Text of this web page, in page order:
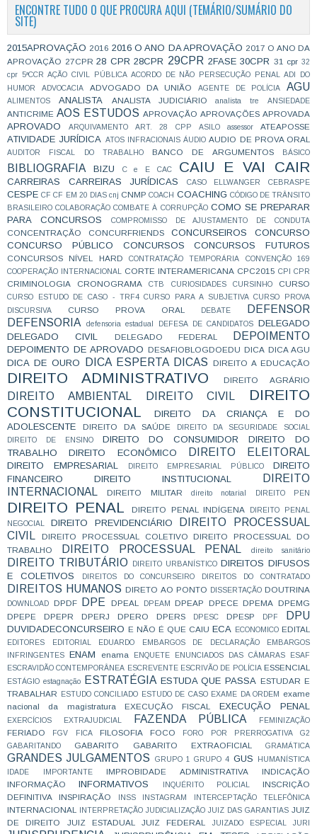
ENCONTRE TUDO O QUE PROCURA AQUI (TEMÁRIO/SUMÁRIO DO
SITE)
2015APROVAÇÃO 2016 2016 O ANO DA APROVAÇÃO 2017 O ANO DA
APROVAÇÃO 27CPR 28 CPR 28CPR 29CPR 2FASE 30CPR 31 cpr 32
cpr
5ªCCR AÇÃO CIVIL PÚBLICA ACORDO DE NÃO PERSECUÇÃO PENAL
ADI DO
HUMOR
ADVOCACIA ADVOGADO DA UNIÃO AGENTE DE POLÍCIA AGU
ALIMENTOS ANALISTA ANALISTA JUDICIÁRIO analista tre ANSIEDADE
ANTICRIME AOS ESTUDOS APROVAÇÃO APROVAÇÕES APROVADA
APROVADO ARQUIVAMENTO ART. 28 CPP ASILO assessor ATEAPOSSE
ATIVIDADE JURÍDICA ATOS INFRACIONAIS ÁUDIO AUDIO DE PROVA ORAL
AUDITOR FISCAL DO TRABALHO BANCO DE ARGUMENTOS BÁSICO
BIBLIOGRAFIA BIZU C e E CAC CAIU E VAI CAIR
CARREIRAS CARREIRAS JURÍDICAS CASO ELLWANGER CEBRASPE
CESPE CF CF EM 20 DIAS cnj CNMP COACH COACHING CÓDIGO DE TRÂNSITO
BRASILEIRO COLABORAÇÃO COMBATE À CORRUPÇÃO COMO SE PREPARAR
PARA CONCURSOS
COMPROMISSO DE AJUSTAMENTO DE CONDUTA
CONCENTRAÇÃO CONCURFRIENDS CONCURSEIROS
CONCURSO
CONCURSO PÚBLICO
CONCURSOS CONCURSOS FUTUROS
CONCURSOS NÍVEL HARD CONTRATAÇÃO TEMPORÁRIA
CONVENÇÃO 169
COOPERAÇÃO INTERNACIONAL
CORTE INTERAMERICANA CPC2015 CPI CPR
CRIMINOLOGIA CRONOGRAMA CTB CURIOSIDADES CURSINHO CURSO
CURSO ESTUDO DE CASO - TRF4 CURSO PARA A SUBJETIVA
CURSO PROVA
DISCURSIVA
CURSO PROVA ORAL DEBATE
DEFENSOR
DEFENSORIA
defensoria estadual DEFESA DE CANDIDATOS
DELEGADO
DELEGADO CIVIL
DELEGADO FEDERAL DEPOIMENTO
DEPOIMENTO DE APROVADO DESAFIOBLOGDOEDU DICA DICA AGU
DICA DE OURO DICA ESPERTA DICAS DIREITO A EDUCAÇÃO
DIREITO ADMINISTRATIVO DIREITO AGRÁRIO
DIREITO AMBIENTAL DIREITO CIVIL
DIREITO
CONSTITUCIONAL
DIREITO DA CRIANÇA E DO
ADOLESCENTE
DIREITO DA SAÚDE
DIREITO DA SEGURIDADE SOCIAL
DIREITO DE ENSINO
DIREITO DO CONSUMIDOR
DIREITO DO
TRABALHO
DIREITO ECONÔMICO DIREITO ELEITORAL
DIREITO EMPRESARIAL DIREITO EMPRESARIAL PÚBLICO
DIREITO
FINANCEIRO
DIREITO INSTITUCIONAL
DIREITO
INTERNACIONAL
DIREITO MILITAR direito notarial DIREITO PEN
DIREITO PENAL DIREITO PENAL INDÍGENA
DIREITO PENAL
NEGOCIAL
DIREITO PREVIDENCIÁRIO
DIREITO PROCESSUAL
CIVIL
DIREITO PROCESSUAL COLETIVO
DIREITO PROCESSUAL DO
TRABALHO
DIREITO PROCESSUAL PENAL direito sanitário
DIREITO TRIBUTÁRIO DIREITO URBANÍSTICO DIREITOS DIFUSOS
E COLETIVOS
DIREITOS DO CONCURSEIRO DIREITOS DO CONTRATADO
DIREITOS HUMANOS DIRETO AO PONTO DISSERTAÇÃO DOUTRINA
DOWNLOAD DPDF DPE DPEAL DPEAM DPEAP DPECE DPEMA DPEMG
DPEPE
DPEPR DPERJ DPERO DPERS DPESC DPESP DPF DPU
DUVIDADECONCURSEIRO E NÃO É QUE CAIU ECA ECONOMICO EDITAL
EDITORES EDITORIAL EDUARDO EMBARGOS DE DECLARAÇÃO
EMBARGOS
INFRINGENTES
ENAM enama ENQUETE ENUNCIADOS DAS CÂMARAS
ESAF
ESCRAVIDÃO CONTEMPORÂNEA ESCREVENTE ESCRIVÃO DE POLÍCIA ESSENCIAL
ESTÁGIO estagnação ESTRATÉGIA ESTUDA QUE PASSA ESTUDAR E
TRABALHAR
ESTUDO CONCILIADO ESTUDO DE CASO EXAME DA ORDEM
exame
nacional da magistratura
EXECUÇÃO FISCAL EXECUÇÃO PENAL
EXERCÍCIOS EXTRAJUDICIAL FAZENDA PÚBLICA FEMINIZAÇÃO
FERIADO FGV FICA FILOSOFIA FOCO FORO POR PRERROGATIVA
G2
GABARITANDO
GABARITO GABARITO EXTRAOFICIAL GRAMÁTICA
GRANDES JULGAMENTOS GRUPO 1 GRUPO 4 GUS
HUMANÍSTICA
IDADE
IMPORTANTE IMPROBIDADE ADMINISTRATIVA
INDICAÇÃO
INFORMAÇÃO
INFORMATIVOS INQUÉRITO POLICIAL
INSCRIÇÃO
DEFINITIVA
INSPIRAÇÃO INSS INSTAGRAM INTERCEPTAÇÃO TELEFÔNICA
INTERNACIONAL INTERPRETAÇÃO JUDICIALIZAÇÃO JUIZ DAS GARANTIAS JUIZ
DE DIREITO
JUIZ ESTADUAL JUIZ FEDERAL JUIZADO ESPECIAL JURI